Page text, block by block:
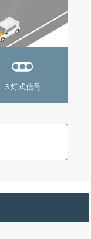
３灯式信号